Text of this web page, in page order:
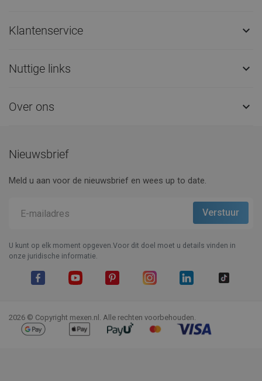
Klantenservice 
Nuttige links 
Over ons 
Nieuwsbrief
Meld u aan voor de nieuwsbrief en wees up to date.
U kunt op elk moment opgeven.Voor dit doel moet u details vinden in
onze juridische informatie.
2026 © Copyright mexen.nl. Alle rechten voorbehouden.